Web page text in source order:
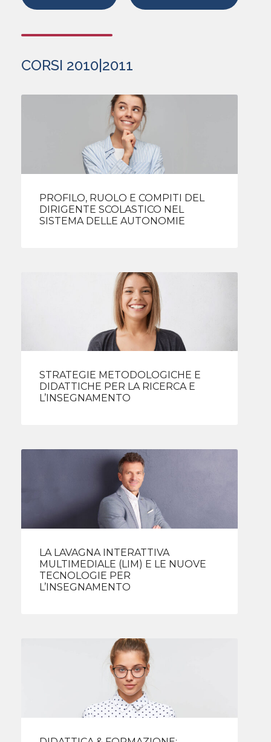
CORSI 2010|2011
PROFILO, RUOLO E COMPITI DEL
DIRIGENTE SCOLASTICO NEL
SISTEMA DELLE AUTONOMIE
STRATEGIE METODOLOGICHE E
DIDATTICHE PER LA RICERCA E
L’INSEGNAMENTO
LA LAVAGNA INTERATTIVA
MULTIMEDIALE (LIM) E LE NUOVE
TECNOLOGIE PER
L’INSEGNAMENTO